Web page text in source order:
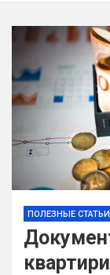
ПОЛЕЗНЫЕ СТАТЬИ